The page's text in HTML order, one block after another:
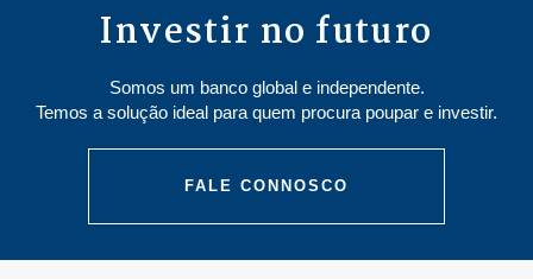
Investir no futuro
Somos um banco global e independente.
Temos a solução ideal para quem procura poupar e investir.
FALE CONNOSCO